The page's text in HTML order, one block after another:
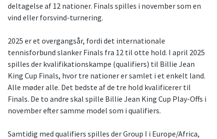
deltagelse af 12 nationer. Finals spilles i november som en
vind eller forsvind-turnering.
2025 er et overgangsår, fordi det internationale
tennisforbund slanker Finals fra 12 til otte hold. I april 2025
spilles der kvalifikationskampe (qualifiers) til Billie Jean
King Cup Finals, hvor tre nationer er samlet i et enkelt land.
Alle møder alle. Det bedste af de tre hold kvalificerer til
Finals. De to andre skal spille Billie Jean King Cup Play-Offs i
november efter samme model som i qualifiers.
Samtidig med qualifiers spilles der Group I i Europe/Africa,